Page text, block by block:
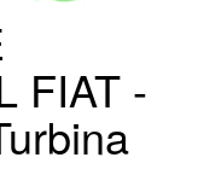
FIAT -